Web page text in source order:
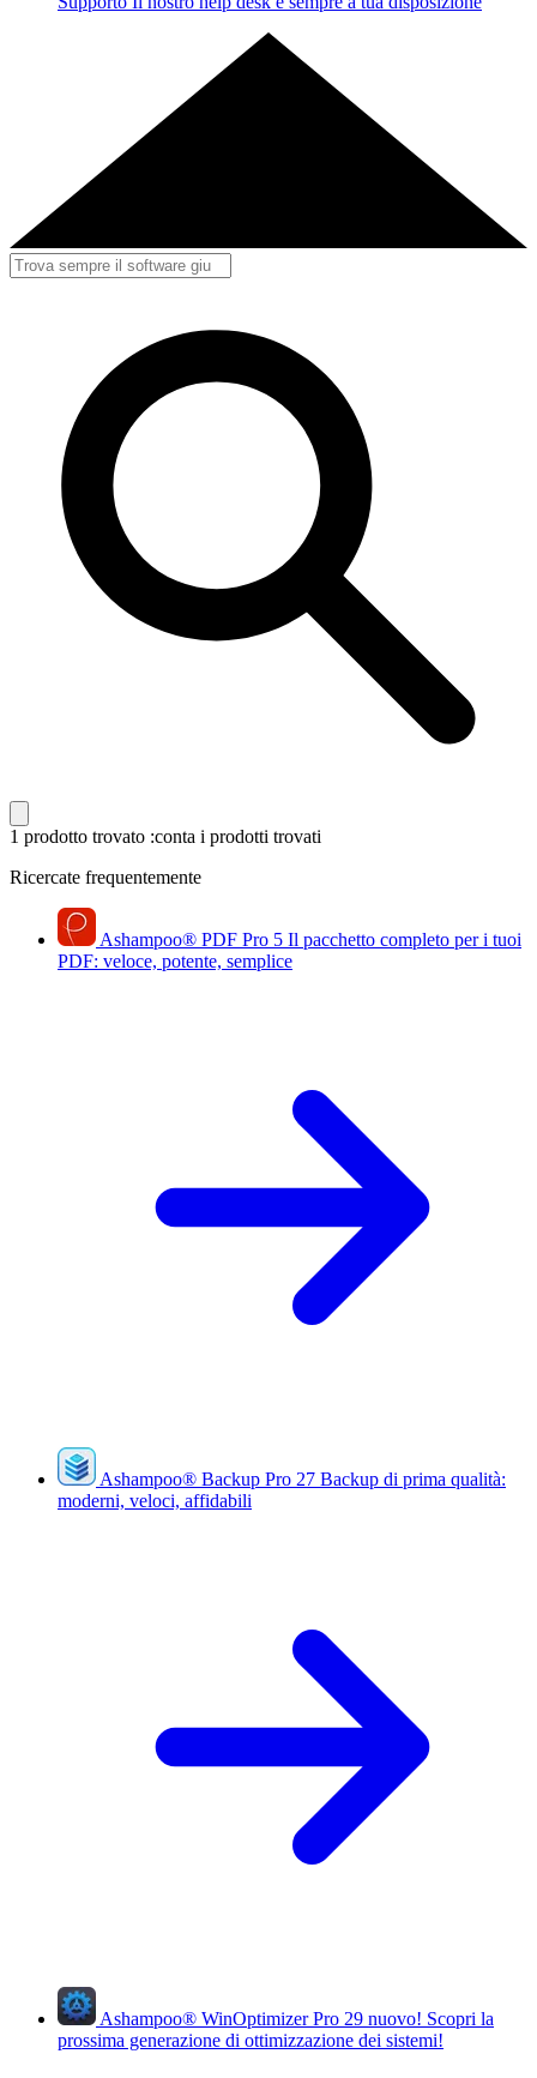
1 prodotto trovato :conta i prodotti trovati
Ricercate frequentemente
Ashampoo® PDF Pro 5 Il pacchetto completo per i tuoi
PDF: veloce, potente, semplice
Ashampoo® Backup Pro 27 Backup di prima qualità:
moderni, veloci, affidabili
Ashampoo® WinOptimizer Pro 29 nuovo! Scopri la
prossima generazione di ottimizzazione dei sistemi!